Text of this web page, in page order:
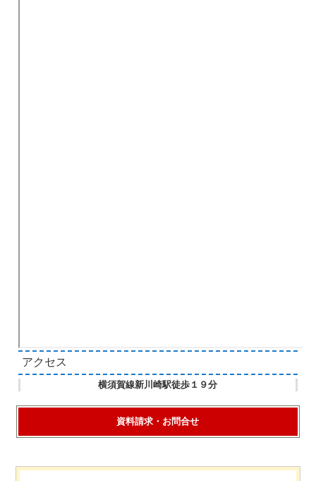
アクセス
横須賀線新川崎駅徒歩１９分
資料請求・お問合せ